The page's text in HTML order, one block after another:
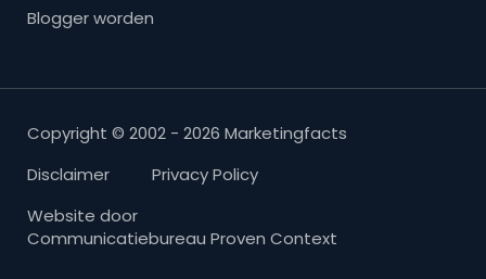
Blogger worden
Copyright © 2002 - 2026 Marketingfacts
Disclaimer
Privacy Policy
Website door
Communicatiebureau Proven Context